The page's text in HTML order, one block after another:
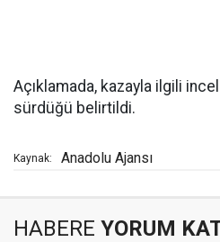
Açıklamada, kazayla ilgili
sürdüğü belirtildi.
Kaynak: Anadolu Ajansı
HABERE YORUM